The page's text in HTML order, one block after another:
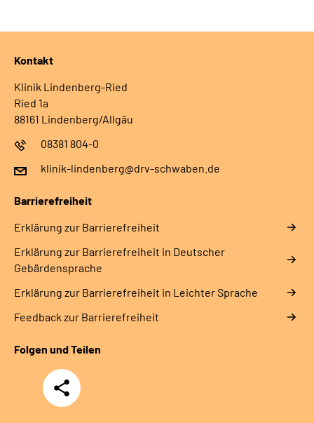
Kontakt
Klinik Lindenberg-Ried
Ried 1a
88161 Lindenberg/Allgäu
08381 804-0
klinik-lindenberg@drv-schwaben.de
Barrierefreiheit
Erklärung zur Barrierefreiheit
Erklärung zur Barrierefreiheit in Deutscher
Gebärdensprache
Erklärung zur Barrierefreiheit in Leichter Sprache
Feedback zur Barrierefreiheit
Folgen und Teilen
Teilen